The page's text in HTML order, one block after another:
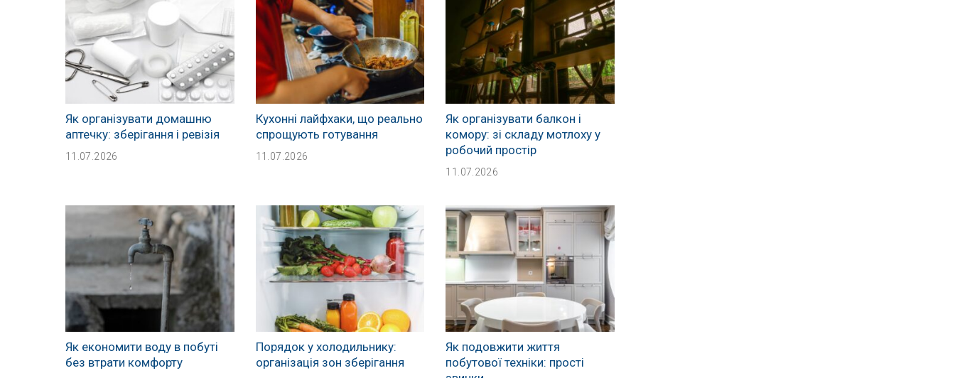
Як організувати домашню
аптечку: зберігання і ревізія
11.07.2026
Кухонні лайфхаки, що реально
спрощують готування
11.07.2026
Як організувати балкон і
комору: зі складу мотлоху у
робочий простір
11.07.2026
Як економити воду в побуті
без втрати комфорту
Порядок у холодильнику:
організація зон зберігання
Як подовжити життя
побутової техніки: прості